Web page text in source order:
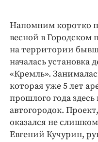
Напомним коротко
весной в Городском
на территории
началась установка
«Кремль».
которая уже 5 лет
прошлого года
автогородок.
оказался не
Евгений Кучурин,